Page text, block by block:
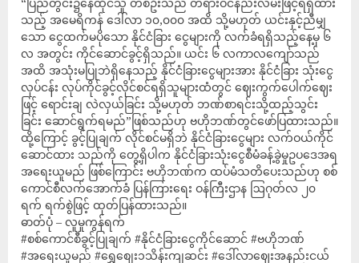
သည့် အမေရိကန် ဒေါ်လာ ၁၀,၀၀၀ အထိ သို့မဟုတ် ယင်းနှင့်ညီမျှ
သော ငွေထက်မပိုသော နိုင်ငံခြား ငွေများကို လက်ခံရရှိသည့်နေ့မှ ၆
လ အတွင်း ကိုင်ဆောင်ခွင့်ရှိသည်။ ယင်း ၆ လကာလကျော်သည်
အထိ အသုံးမပြုဘဲရှိနေသည့် နိုင်ငံခြားငွေများအား နိုင်ငံခြား သုံးငွေ
လုပ်ငန်း လုပ်ကိုင်ခွင့်လိုင်စင်ရရှိသူများထံတွင် ဈေးကွက်ပေါက်ဈေး
ဖြင့် ရောင်းချ လဲလှယ်ခြင်း သို့မဟုတ် ဘဏ်စာရင်းသို့ထည့်သွင်း
ခြင်း ဆောင်ရွက်ရမည်”ဖြစ်သည်ဟု ဗဟိုဘဏ်တွင်ဖော်ပြထားသည်။
ထို့ကြောင့် ခွင့်ပြုချက် လိုင်စင်မရှိဘဲ နိုင်ငံခြားငွေများ လက်ဝယ်ကိုင်
ဆောင်ထား သည်ကို တွေ့ရှိပါက နိုင်ငံခြားသုံးငွေစီမံခန့်ခွဲမှုဥပဒေအရ
အရေးယူမည် ဖြစ်ကြောင်း ဗဟိုဘဏ်က ထပ်မံသတိပေးသည်ဟု စစ်
ကောင်စီလက်အောက်ခံ ပြန်ကြားရေး ဝန်ကြီးဌာန ဩဂုတ်လ ၂၀
ရက် ရက်စွဲဖြင့် ထုတ်ပြန်ထားသည်။
ဓာတ်ပုံ – လူမှုကွန်ရက်
#စစ်ကောင်စီခွင့်ပြုချက် #နိုင်ငံခြားငွေကိုင်ဆောင် #ဗဟိုဘဏ်
#အရေးယူမည် #ရွှေစျေး၁သိန်းကျဆင်း #ဒေါ်လာဈေးအနည်းငယ်